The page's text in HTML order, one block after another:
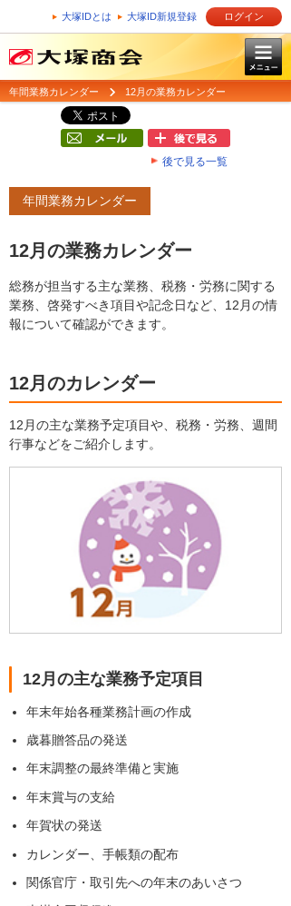
大塚IDとは 大塚ID新規登録 ログイン
年間業務カレンダー 12月の業務カレンダー
後で見る一覧
年間業務カレンダー
12月の業務カレンダー
総務が担当する主な業務、税務・労務に関する
業務、啓発すべき項目や記念日など、12月の情
報について確認ができます。
12月のカレンダー
12月の主な業務予定項目や、税務・労務、週間
行事などをご紹介します。
12月の主な業務予定項目
年末年始各種業務計画の作成
歳暮贈答品の発送
年末調整の最終準備と実施
年末賞与の支給
年賀状の発送
カレンダー、手帳類の配布
関係官庁・取引先への年末のあいさつ